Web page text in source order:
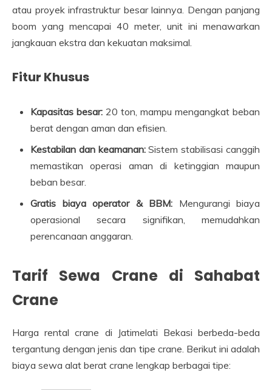
atau proyek infrastruktur besar lainnya. Dengan panjang
boom yang mencapai 40 meter, unit ini menawarkan
jangkauan ekstra dan kekuatan maksimal.
Fitur Khusus
Kapasitas besar: 20 ton, mampu mengangkat beban
berat dengan aman dan efisien.
Kestabilan dan keamanan:Sistem stabilisasi canggih
memastikan operasi aman di ketinggian maupun
beban besar.
Gratis biaya operator & BBM: Mengurangi biaya
operasional secara signifikan, memudahkan
perencanaan anggaran.
Tarif Sewa Crane di Sahabat
Crane
Harga rental crane di Jatimelati Bekasi berbeda-beda
tergantung dengan jenis dan tipe crane. Berikut ini adalah
biaya sewa alat berat crane lengkap berbagai tipe: